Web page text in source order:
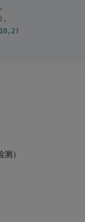
),
10, 2)
）